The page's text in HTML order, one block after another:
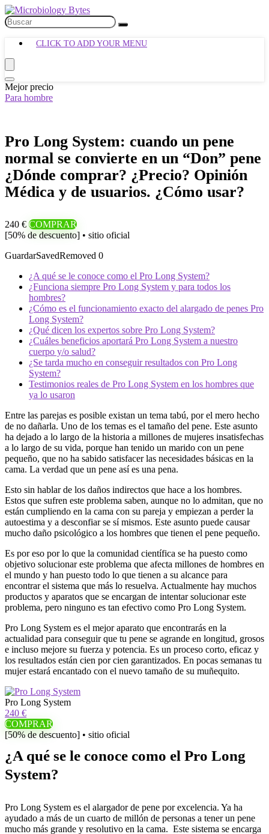
CLICK TO ADD YOUR MENU
Mejor precio
Para hombre
Pro Long System: cuando un pene
normal se convierte en un “Don” pene
¿Dónde comprar? ¿Precio? Opinión
Médica y de usuarios. ¿Cómo usar?
240 € COMPRAR
[50% de descuento] • sitio oficial
GuardarSavedRemoved 0
¿A qué se le conoce como el Pro Long System?
¿Funciona siempre Pro Long System y para todos los
hombres?
¿Cómo es el funcionamiento exacto del alargado de penes Pro
Long System?
¿Qué dicen los expertos sobre Pro Long System?
¿Cuáles beneficios aportará Pro Long System a nuestro
cuerpo y/o salud?
¿Se tarda mucho en conseguir resultados con Pro Long
System?
Testimonios reales de Pro Long System en los hombres que
ya lo usaron
Entre las parejas es posible existan un tema tabú, por el mero hecho
de no dañarla. Uno de los temas es el tamaño del pene. Este asunto
ha dejado a lo largo de la historia a millones de mujeres insatisfechas
a lo largo de su vida, porque han tenido un marido con un pene
pequeño, que no ha sabido satisfacer las necesidades básicas en la
cama. La verdad que un pene así es una pena.
Esto sin hablar de los daños indirectos que hace a los hombres.
Estos que sufren este problema saben, aunque no lo admitan, que no
están cumpliendo en la cama con su pareja y empiezan a perder la
autoestima y a desconfiar se sí mismos. Este asunto puede causar
mucho daño psicológico a los hombres que tienen el pene pequeño.
Es por eso por lo que la comunidad científica se ha puesto como
objetivo solucionar este problema que afecta millones de hombres en
el mundo y han puesto todo lo que tienen a su alcance para
encontrar el sistema que más lo resuelva. Actualmente hay muchos
productos y aparatos que se encargan de intentar solucionar este
problema, pero ninguno es tan efectivo como Pro Long System.
Pro Long System es el mejor aparato que encontrarás en la
actualidad para conseguir que tu pene se agrande en longitud, grosos
e incluso mejore su fuerza y potencia. Es un proceso corto, eficaz y
los resultados están cien por cien garantizados. En pocas semanas tu
mujer estará encantado con el nuevo tamaño de su muñequito.
Pro Long System
240 €
COMPRAR
[50% de descuento] • sitio oficial
¿A qué se le conoce como el Pro Long
System?
Pro Long System es el alargador de pene por excelencia. Ya ha
ayudado a más de un cuarto de millón de personas a tener un pene
mucho más grande y resolutivo en la cama. Este sistema se encarga